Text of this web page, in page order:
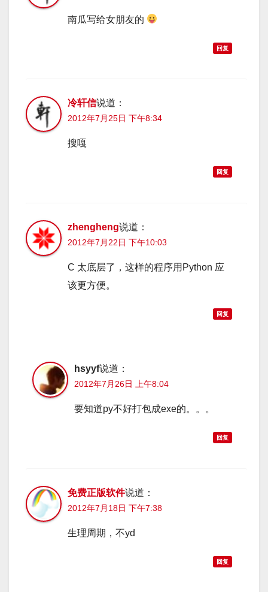
南瓜写给女朋友的
回复
冷轩信说道：
2012年7月25日 下午8:34
搜嘎
回复
zhengheng说道：
2012年7月22日 下午10:03
C 太底层了，这样的程序用Python 应
该更方便。
回复
hsyyf说道：
2012年7月26日 上午8:04
要知道py不好打包成exe的。。。
回复
免费正版软件说道：
2012年7月18日 下午7:38
生理周期，不yd
回复